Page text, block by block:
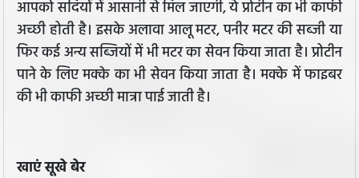
आपको सर्दियों में आसानी से मिल जाएगी, ये प्रोटीन का भी काफी
अच्छी होती है। इसके अलावा आलू मटर, पनीर मटर की सब्जी या
फिर कई अन्य सब्जियों में भी मटर का सेवन किया जाता है। प्रोटीन
पाने के लिए मक्के का भी सेवन किया जाता है। मक्के में फाइबर
की भी काफी अच्छी मात्रा पाई जाती है।
खाएं सूखे बेर